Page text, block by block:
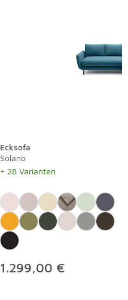
Ecksofa
Solano
+ 28 Varianten
1.299,00 €